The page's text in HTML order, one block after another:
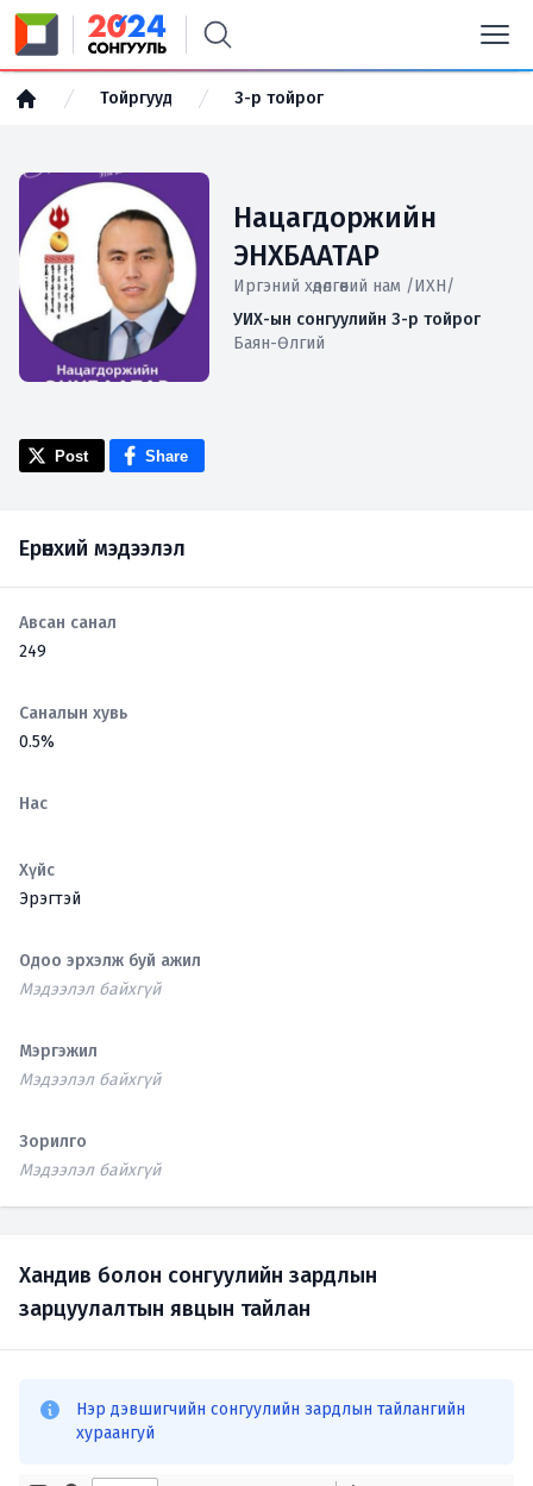
Тойргууд 3-р тойрог
Нацагдоржийн
ЭНХБААТАР
Иргэний хөдөлгөөний нам /ИХН/
УИХ-ын сонгуулийн 3-р тойрог
Баян-Өлгий
Post Share
Ерөнхий мэдээлэл
Авсан санал
249
Саналын хувь
0.5%
Нас
Хүйс
Эрэгтэй
Одоо эрхэлж буй ажил
Мэдээлэл байхгүй
Мэргэжил
Мэдээлэл байхгүй
Зорилго
Мэдээлэл байхгүй
Хандив болон сонгуулийн зардлын
зарцуулалтын явцын тайлан
Нэр дэвшигчийн сонгуулийн зардлын тайлангийн
хураангуй